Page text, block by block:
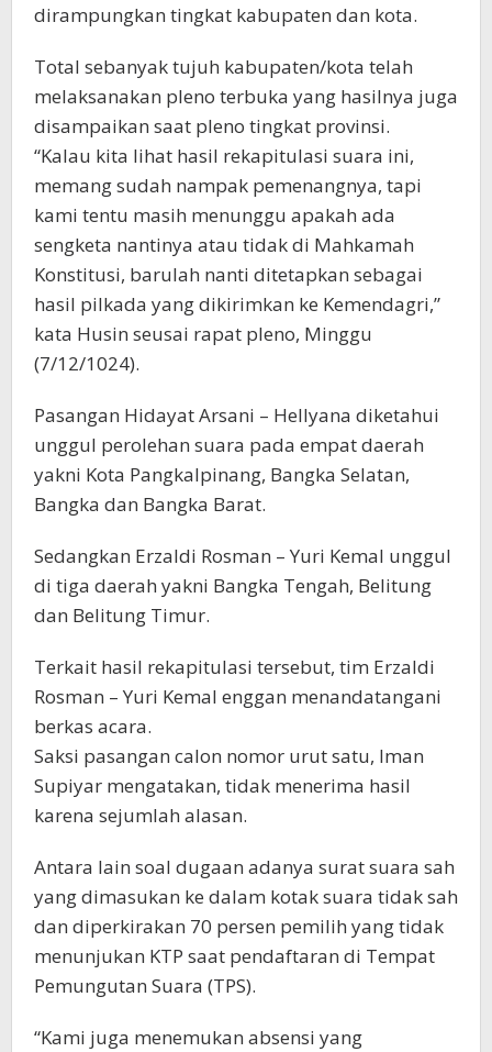
dirampungkan tingkat kabupaten dan kota.
Total sebanyak tujuh kabupaten/kota telah
melaksanakan pleno terbuka yang hasilnya juga
disampaikan saat pleno tingkat provinsi.
“Kalau kita lihat hasil rekapitulasi suara ini,
memang sudah nampak pemenangnya, tapi
kami tentu masih menunggu apakah ada
sengketa nantinya atau tidak di Mahkamah
Konstitusi, barulah nanti ditetapkan sebagai
hasil pilkada yang dikirimkan ke Kemendagri,”
kata Husin seusai rapat pleno, Minggu
(7/12/1024).
Pasangan Hidayat Arsani – Hellyana diketahui
unggul perolehan suara pada empat daerah
yakni Kota Pangkalpinang, Bangka Selatan,
Bangka dan Bangka Barat.
Sedangkan Erzaldi Rosman – Yuri Kemal unggul
di tiga daerah yakni Bangka Tengah, Belitung
dan Belitung Timur.
Terkait hasil rekapitulasi tersebut, tim Erzaldi
Rosman – Yuri Kemal enggan menandatangani
berkas acara.
Saksi pasangan calon nomor urut satu, Iman
Supiyar mengatakan, tidak menerima hasil
karena sejumlah alasan.
Antara lain soal dugaan adanya surat suara sah
yang dimasukan ke dalam kotak suara tidak sah
dan diperkirakan 70 persen pemilih yang tidak
menunjukan KTP saat pendaftaran di Tempat
Pemungutan Suara (TPS).
“Kami juga menemukan absensi yang